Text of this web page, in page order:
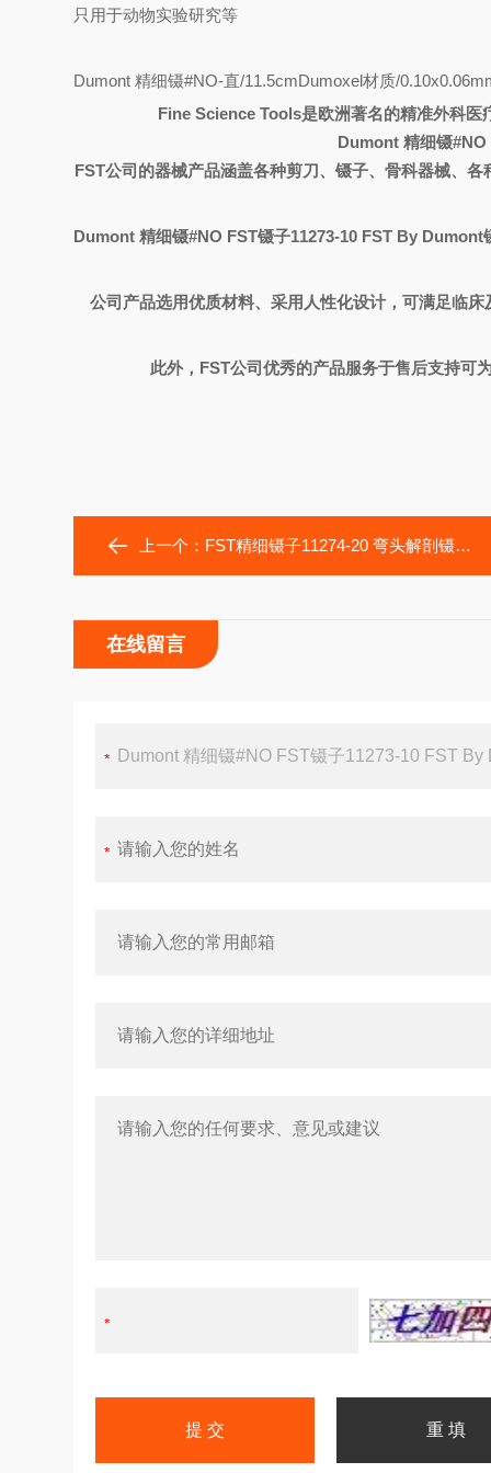
只用于动物实验研究等
Dumont 精细镊#NO-直/11.5cmDumoxel材质/
Fine Science Tools是欧洲著名的精准外科医
Dumont 精细镊
FST公司的器械产品涵盖各种剪刀、镊子、骨科器械、
Dumont 精细镊#NO FST镊子11273-10 FST By Dumont
公司产品选用优质材料、采用人性化设计，可满足临
此外， FST公司优秀的产品服务于售后支持可
上一个： FST精细镊子11274-20 弯头解剖镊子 精密显微镊子 Dumont 精细镊#7
在线留言